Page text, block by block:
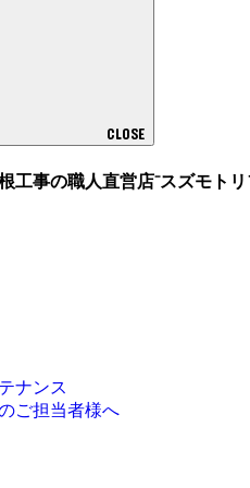
CLOSE
工事の職人直営店⁻スズモト
ナンス
ご担当者様へ